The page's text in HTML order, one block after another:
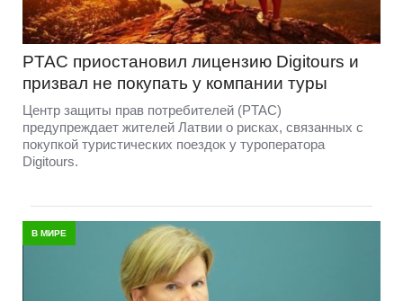
PTAC приостановил лицензию Digitours и
призвал не покупать у компании туры
Центр защиты прав потребителей (PTAC)
предупреждает жителей Латвии о рисках, связанных с
покупкой туристических поездок у туроператора
Digitours.
В МИРЕ